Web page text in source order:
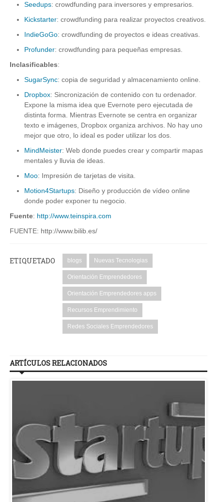
Seedups: crowdfunding para inversores y empresarios.
Kickstarter: crowdfunding para realizar proyectos creativos.
IndieGoGo: crowdfunding de proyectos e ideas creativas.
Profunder: crowdfunding para pequeñas empresas.
Inclasificables:
SugarSync: copia de seguridad y almacenamiento online.
Dropbox: Sincronización de contenido con tu ordenador.
Expone la misma idea que Evernote pero ejecutada de
distinta forma. Mientras Evernote se centra en organizar
texto e imágenes, Dropbox organiza archivos. No hay uno
mejor que otro, lo ideal es poder utilizar los dos.
MindMeister: Web donde puedes crear y compartir mapas
mentales y lluvia de ideas.
Moo: Impresión de tarjetas de visita.
Motion4Startups: Diseño y producción de vídeo online
donde poder exponer tu negocio.
Fuente: http://www.teinspira.com
FUENTE: http://www.bilib.es/
ETIQUETADO blogs Nuevas Tecnologias
Orientación Emprendedores
Orientación Emprendedores apps
Recursos Emprendimiento
Redes Sociales Emprendedores
ARTÍCULOS RELACIONADOS